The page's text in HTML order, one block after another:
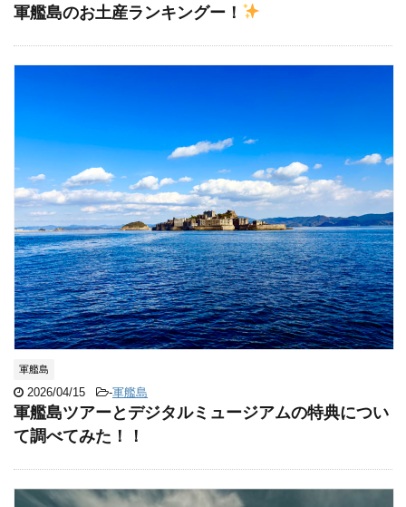
軍艦島のお土産ランキングー！
軍艦島
2026/04/15 -軍艦島
軍艦島ツアーとデジタルミュージアムの特典につい
て調べてみた！！